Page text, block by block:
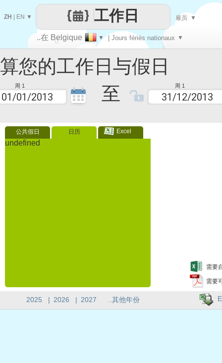
工作日与假日
周 1 至 周 1
公共假日 日历 Excel
undefined
需要
需要
让
每一天
..在 Belgique ▼ | Jours fériés nationaux ▼
工作日
ZH EN ▼ 雇员 ▼
2025 | 2026 | 2027 ..其他年份